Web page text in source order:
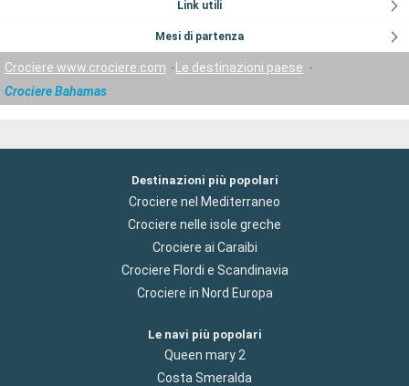
Link utili
Mesi di partenza
Crociere www.crociere.com
Le destinazioni paese
Crociere Bahamas
Destinazioni più popolari
Crociere nel Mediterraneo
Crociere nelle isole greche
Crociere ai Caraibi
Crociere Flordi e Scandinavia
Crociere in Nord Europa
Le navi più popolari
Queen mary 2
Costa Smeralda